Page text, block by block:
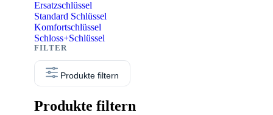
Ersatzschlüssel
Standard Schlüssel
Komfortschlüssel
Schloss+Schlüssel
Produkte filtern
Produkte filtern